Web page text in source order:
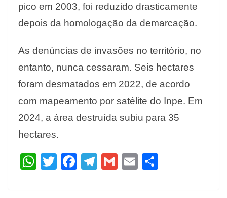
pico em 2003, foi reduzido drasticamente
depois da homologação da demarcação.
As denúncias de invasões no território, no
entanto, nunca cessaram. Seis hectares
foram desmatados em 2022, de acordo
com mapeamento por satélite do Inpe. Em
2024, a área destruída subiu para 35
hectares.
W T F T G E